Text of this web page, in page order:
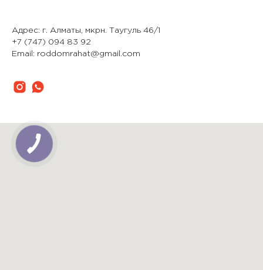
Адрес: г. Алматы, мкрн. Таугуль 46/1
+7 (747) 094 83 92
Email: roddomrahat@gmail.com